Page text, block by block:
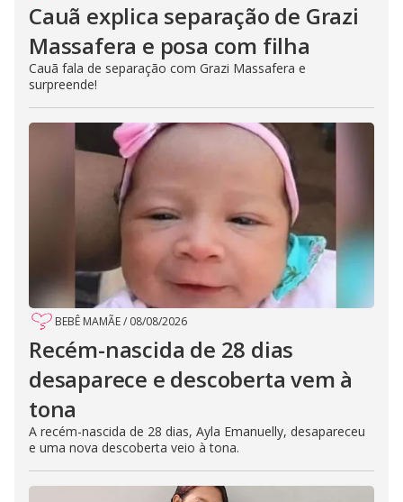
Cauã explica separação de Grazi
Massafera e posa com filha
Cauã fala de separação com Grazi Massafera e
surpreende!
BEBÊ MAMÃE/ 08/08/2026
Recém-nascida de 28 dias
desaparece e descoberta vem à
tona
A recém-nascida de 28 dias, Ayla Emanuelly, desapareceu
e uma nova descoberta veio à tona.